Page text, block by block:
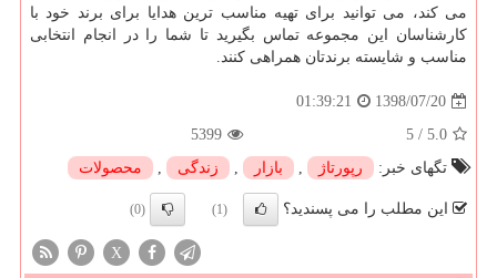
می کند، می توانید برای تهیه مناسب ترین هدایا برای برند خود با
کارشناسان این مجموعه تماس بگیرید تا شما را در انجام انتخابی
مناسب و شایسته برندتان همراهی کنند.
1398/07/20
01:39:21
5.0
/
5
5399
تگهای خبر:
رپورتاژ , بازار , زندگی , محصولات
این مطلب را می پسندید؟ (1)
(0)
X